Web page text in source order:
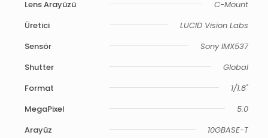
Lens Arayüzü
C-Mount
Üretici
LUCID Vision Labs
Sensör
Sony IMX537
Shutter
Global
Format
1/1.8"
MegaPixel
5.0
Arayüz
10GBASE-T